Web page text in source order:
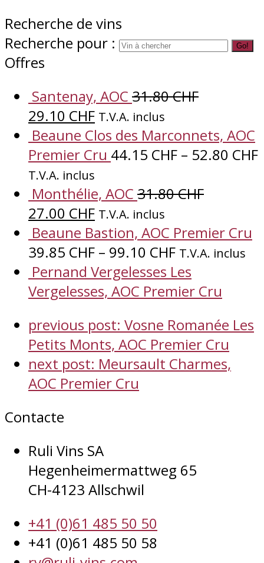
Recherche de vins
Recherche pour :
Go!
Offres
Santenay, AOC 31.80CHF
29.10 CHF T.V.A. inclus
Beaune Clos des Marconnets, AOC
Premier Cru 44.15 CHF – 52.80 CHF
T.V.A. inclus
Monthélie, AOC 31.80CHF
27.00 CHF T.V.A. inclus
Beaune Bastion, AOC Premier Cru
39.85 CHF – 99.10 CHF T.V.A. inclus
Pernand Vergelesses Les
Vergelesses, AOC Premier Cru
previous post: Vosne Romanée Les
Petits Monts, AOC Premier Cru
next post: Meursault Charmes,
AOC Premier Cru
Contacte
Ruli Vins SA
Hegenheimermattweg 65
CH-4123 Allschwil
+41 (0)61 485 50 50
+41 (0)61 485 50 58